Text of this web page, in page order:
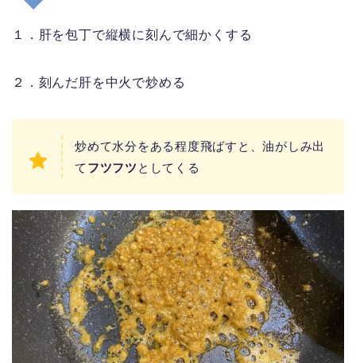
１．肝を包丁で縦横に刻んで細かくする
２．刻んだ肝を中火で炒める
炒めて水分をある程度飛ばすと、油がしみ出
て フツフツ としてくる